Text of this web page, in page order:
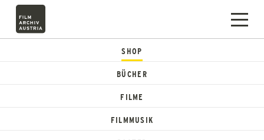
SHOP
BÜCHER
FILME
FILMMUSIK